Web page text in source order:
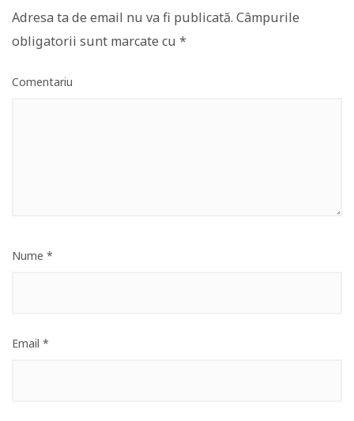
Adresa ta de email nu va fi publicată. Câmpurile
obligatorii sunt marcate cu *
Comentariu
Nume *
Email *